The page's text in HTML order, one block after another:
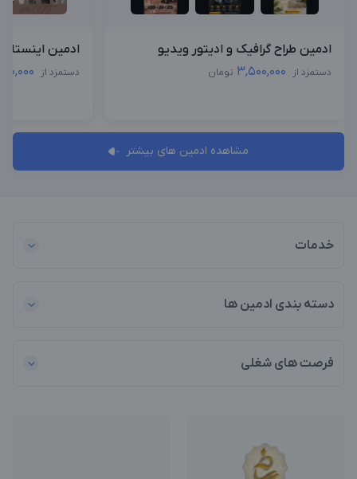
ادمین طراح گرافیک و ادیتور ویدیو
دستمزد از 3,500,000 تومان
ادمین
دستمزد از
مشاهده ادمین های بیشتر
خدمات
دسته بندی ادمین ها
فرصت های شغلی